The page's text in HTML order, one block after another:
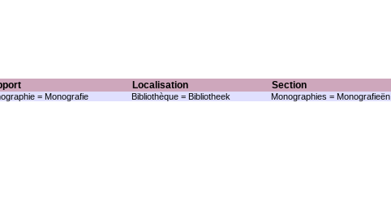
Localisation Section
= Monografie Bibliothèque = Bibliotheek Monographies = Monografieën